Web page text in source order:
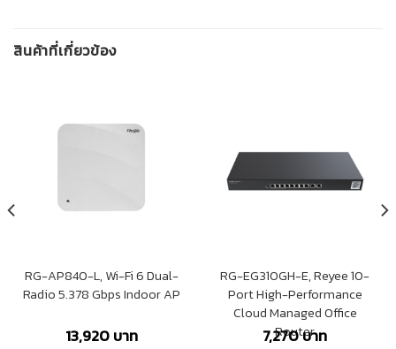
สินค้าที่เกี่ยวข้อง
RG-AP840-L, Wi-Fi 6 Dual-
Radio 5.378 Gbps Indoor AP
13,920บาท
RG-EG310GH-E, Reyee 10-
Port High-Performance
Cloud Managed Office
Router
7,270บาท